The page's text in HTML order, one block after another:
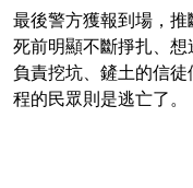
最後警方獲報到場，
死前明顯不斷掙扎、想
負責挖坑、鏟土的信
程的民眾則是逃亡了。